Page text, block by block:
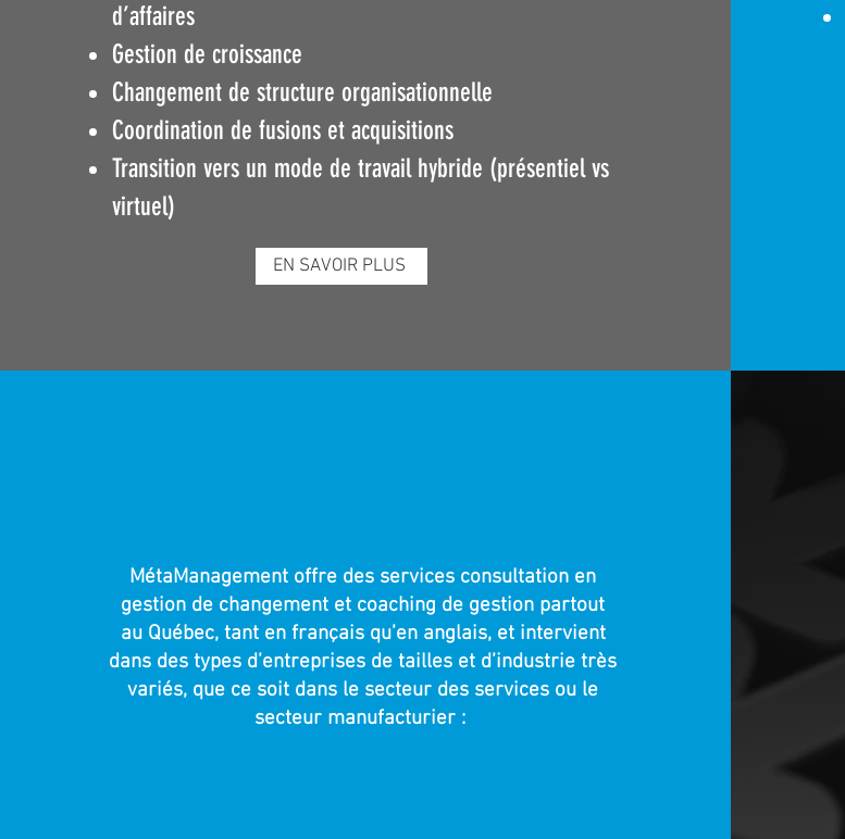
d’affaires
Gestion de croissance
Changement de structure organisationnelle
Coordination de fusions et acquisitions
Transition vers un mode de travail hybride (présentiel vs
virtuel)
EN SAVOIR PLUS
MétaManagement offre des services consultation en
gestion de changement et coaching de gestion partout
au Québec, tant en français qu’en anglais, et intervient
dans des types d’entreprises de tailles et d’industrie très
variés, que ce soit dans le secteur des services ou le
secteur manufacturier :